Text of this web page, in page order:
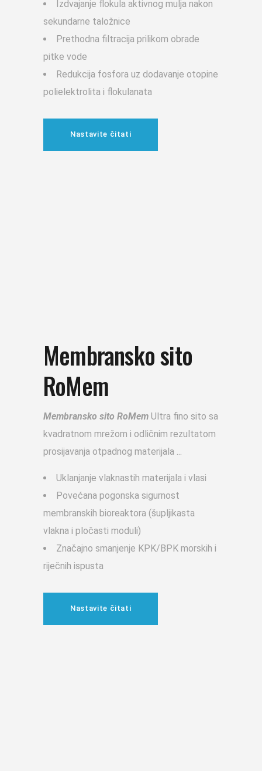
Izdvajanje flokula aktivnog mulja nakon
sekundarne taložnice
Prethodna filtracija prilikom obrade
pitke vode
Redukcija fosfora uz dodavanje otopine
polielektrolita i flokulanata
Nastavite čitati
Membransko sito
RoMem
Membransko sito RoMem Ultra fino sito sa
kvadratnom mrežom i odličnim rezultatom
prosijavanja otpadnog materijala
Uklanjanje vlaknastih materijala i vlasi
Povećana pogonska sigurnost
membranskih bioreaktora (šupljikasta
vlakna i pločasti moduli)
Značajno smanjenje KPK/BPK morskih i
riječnih ispusta
Nastavite čitati